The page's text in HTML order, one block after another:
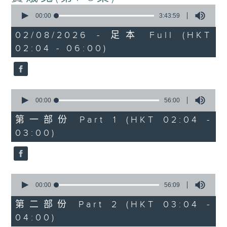
seconds
3
hours,
43
minutes,
59
seconds
00:00 3:43:59
02/08/2026 - 足本 Full (HKT
02:04 - 06:00)
seconds
56
minutes,
0
seconds
00:00 56:00
第一部份 Part 1 (HKT 02:04 -
03:00)
seconds
56
minutes,
9
00:00 56:09
第二部份 Part 2 (HKT 03:04 -
04:00)